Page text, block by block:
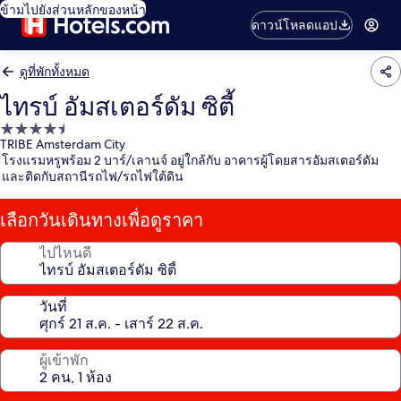
ข้ามไปยังส่วนหลักของหน้า
ดาวน์โหลดแอป
ดูที่พักทั้งหมด
ไทรบ์ อัมสเตอร์ดัม ซิตี้
ที่พัก
4.5
ดาว
TRIBE Amsterdam City
โรงแรมหรูพร้อม 2 บาร์/เลานจ์ อยู่ใกล้กับ อาคารผู้โดยสารอัมสเตอร์ดัม
และติดกับสถานีรถไฟ/รถไฟใต้ดิน
เลือกวันเดินทางเพื่อดูราคา
ไปไหนดี
วันที่
ผู้เข้าพัก